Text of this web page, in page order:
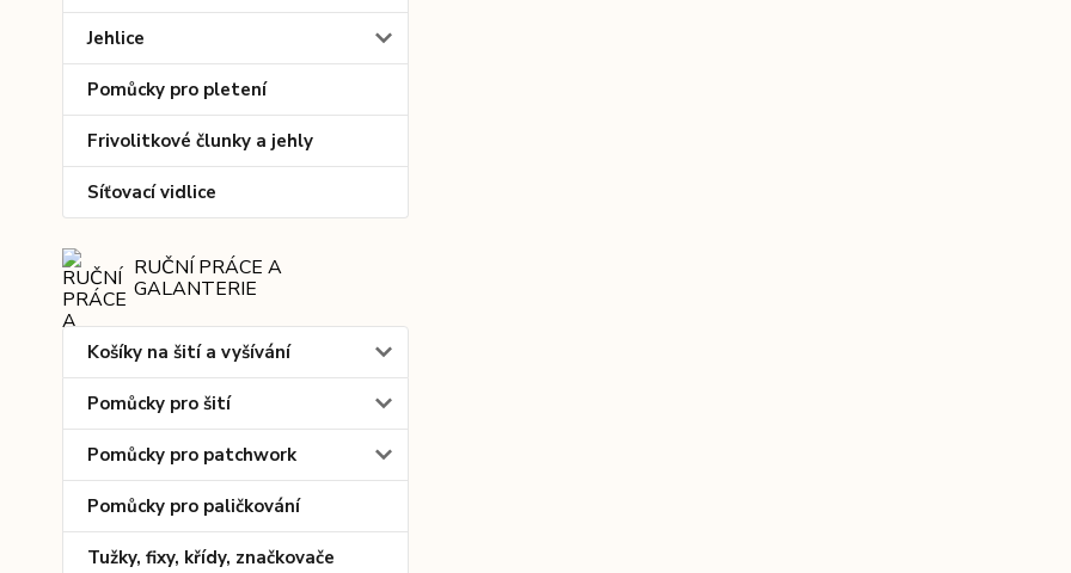
Jehlice
Pomůcky pro pletení
Frivolitkové člunky a jehly
Síťovací vidlice
RUČNÍ PRÁCE A
GALANTERIE
Košíky na šití a vyšívání
Pomůcky pro šití
Pomůcky pro patchwork
Pomůcky pro paličkování
Tužky, fixy, křídy, značkovače